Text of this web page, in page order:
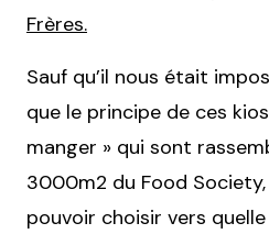
Frères.
Sauf qu’il nous était
que le principe de ces
manger » qui sont
3000m2 du Food
pouvoir choisir vers